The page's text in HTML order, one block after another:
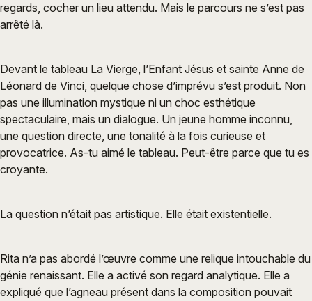
regards, cocher un lieu attendu. Mais le parcours ne s’est pas
arrêté là.
Devant le tableau La Vierge, l’Enfant Jésus et sainte Anne de
Léonard de Vinci, quelque chose d’imprévu s’est produit. Non
pas une illumination mystique ni un choc esthétique
spectaculaire, mais un dialogue. Un jeune homme inconnu,
une question directe, une tonalité à la fois curieuse et
provocatrice. As-tu aimé le tableau. Peut-être parce que tu es
croyante.
La question n’était pas artistique. Elle était existentielle.
Rita n’a pas abordé l’œuvre comme une relique intouchable du
génie renaissant. Elle a activé son regard analytique. Elle a
expliqué que l’agneau présent dans la composition pouvait